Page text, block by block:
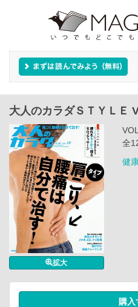
大人のカラダＳＴＹＬＥ
拡大
全
健
購入